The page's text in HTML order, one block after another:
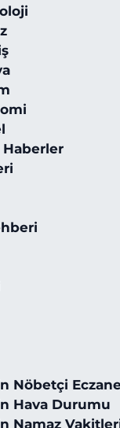
Haberler
Nöbetçi
Hava Durumu
Namaz